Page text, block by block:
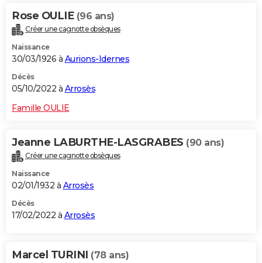
Rose OULIE (96 ans)
Créer une cagnotte obsèques
Naissance
30/03/1926 à Aurions-Idernes
Décès
05/10/2022 à Arrosès
Famille OULIE
Jeanne LABURTHE-LASGRABES (90 ans)
Créer une cagnotte obsèques
Naissance
02/01/1932 à Arrosès
Décès
17/02/2022 à Arrosès
Marcel TURINI (78 ans)